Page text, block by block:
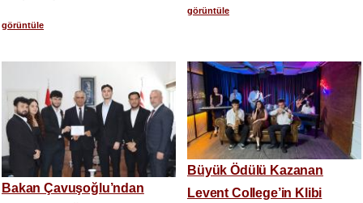
görüntüle
görüntüle
Bakan Çavuşoğlu’ndan
Büyük Ödülü Kazanan
Levent College’in Klibi